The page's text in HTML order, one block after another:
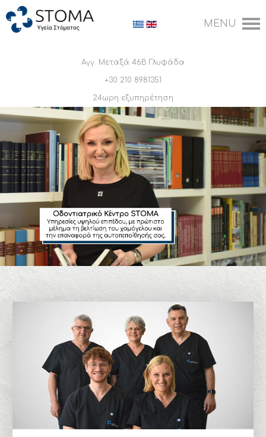
Αγγ. Μεταξά 46Β Γλυφάδα
+30 210 8981351
24ωρη εξυπηρέτηση